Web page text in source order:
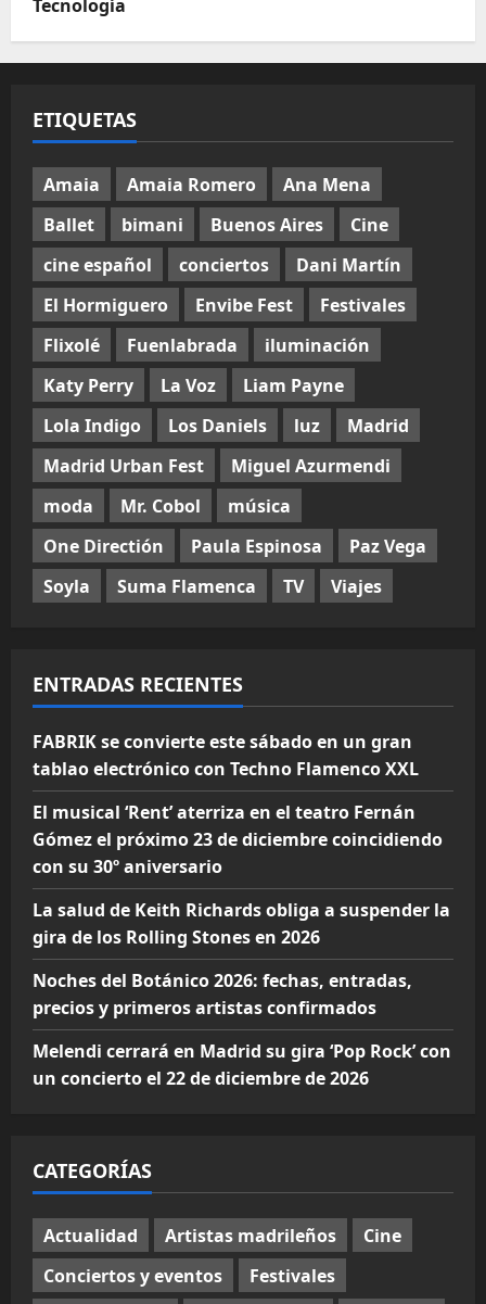
Tecnología
ETIQUETAS
Amaia Amaia Romero
Ana Mena
Ballet
bimani Buenos Aires
Cine
cine español
conciertos
Dani Martín
El Hormiguero
Envibe Fest
Festivales
Flixolé
Fuenlabrada
iluminación
Katy Perry
La Voz
Liam Payne
Lola Indigo
Los Daniels luz
Madrid
Madrid Urban Fest
Miguel Azurmendi
moda
Mr. Cobol
música
One Directión
Paula Espinosa
Paz Vega
Soyla
Suma Flamenca TV Viajes
ENTRADAS RECIENTES
FABRIK se convierte este sábado en un gran
tablao electrónico con Techno Flamenco XXL
El musical ‘Rent’ aterriza en el teatro Fernán
Gómez el próximo 23 de diciembre coincidiendo
con su 30º aniversario
La salud de Keith Richards obliga a suspender la
gira de los Rolling Stones en 2026
Noches del Botánico 2026: fechas, entradas,
precios y primeros artistas confirmados
Melendi cerrará en Madrid su gira ‘Pop Rock’ con
un concierto el 22 de diciembre de 2026
CATEGORÍAS
Actualidad Artistas madrileños
Cine
Conciertos y eventos
Festivales